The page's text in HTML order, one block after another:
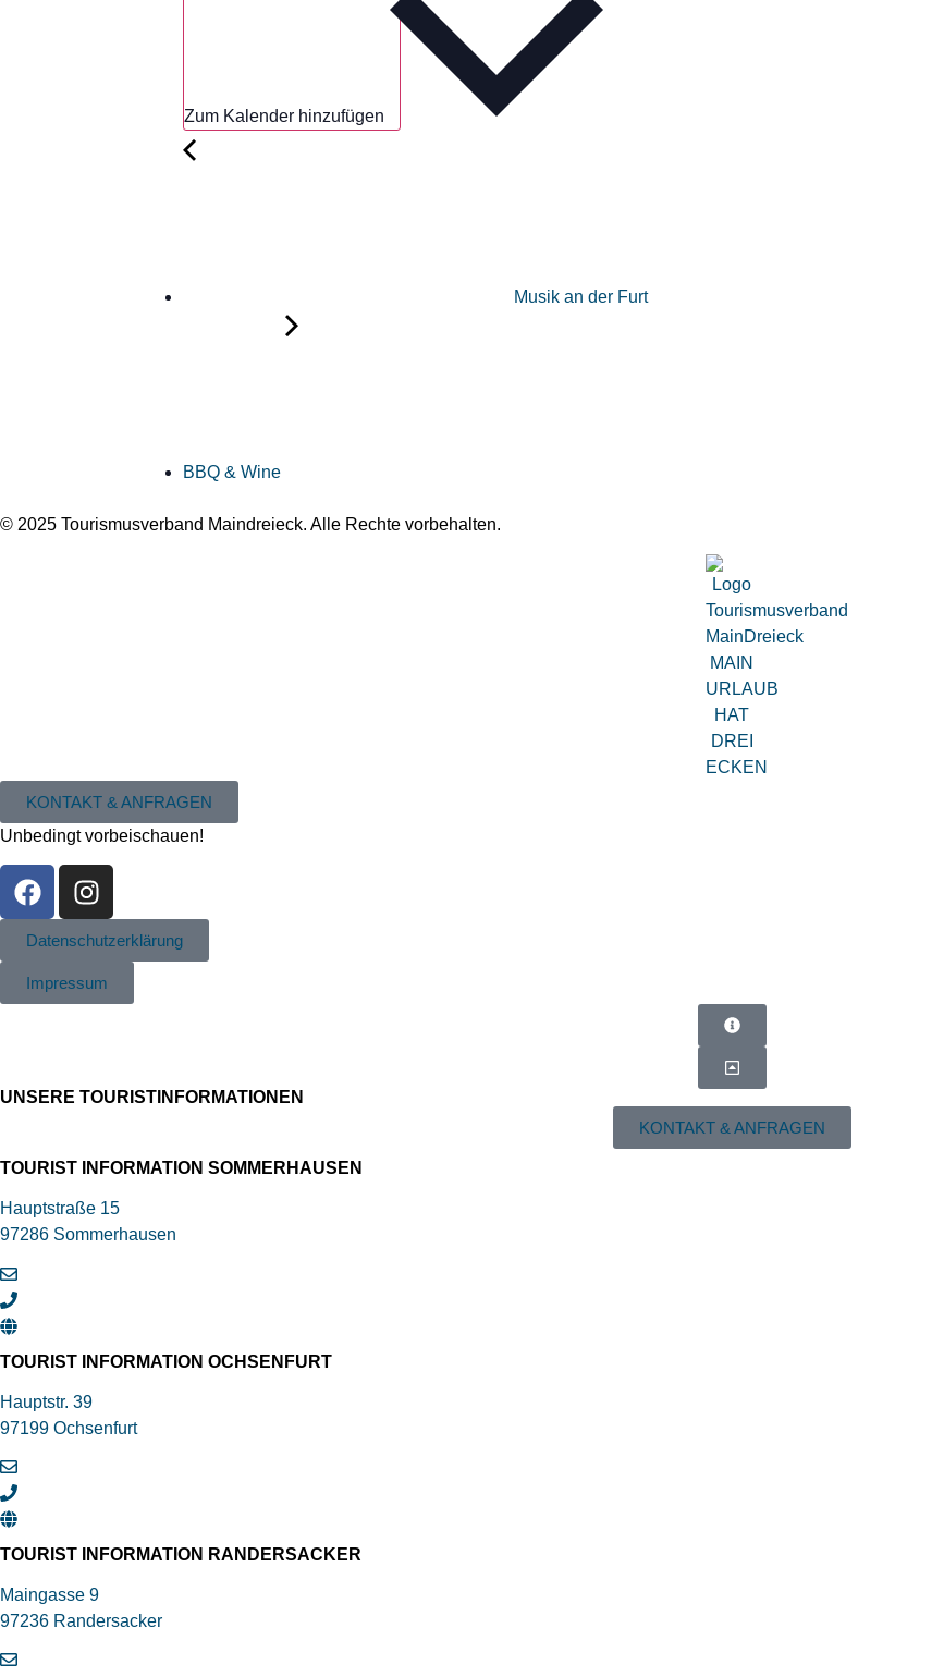
Zum Kalender hinzufügen
Musik an der Furt
BBQ & Wine
© 2025 Tourismusverband Maindreieck. Alle Rechte vorbehalten.
KONTAKT & ANFRAGEN
Unbedingt vorbeischauen!
Datenschutzerklärung
Impressum
UNSERE TOURIST­INFORMATIONEN
KONTAKT & ANFRAGEN
TOURIST INFORMATION SOMMERHAUSEN
Hauptstraße 15
97286 Sommerhausen
TOURIST INFORMATION OCHSENFURT
Hauptstr. 39
97199 Ochsenfurt
TOURIST INFORMATION RANDERSACKER
Maingasse 9
97236 Randersacker